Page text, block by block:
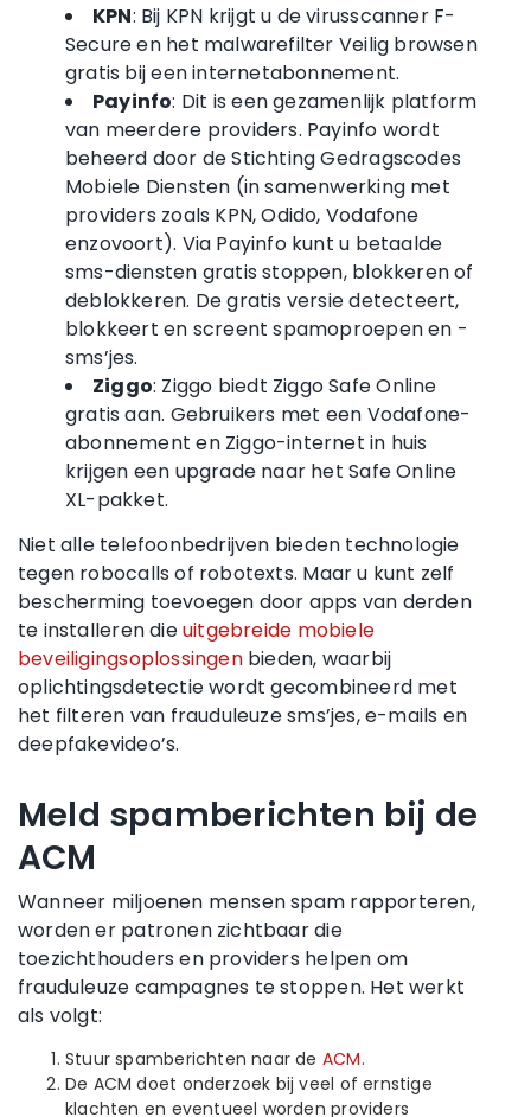
KPN: Bij KPN krijgt u de virusscanner F-
Secure en het malwarefilter Veilig browsen
gratis bij een internetabonnement.
Payinfo: Dit is een gezamenlijk platform
van meerdere providers. Payinfo wordt
beheerd door de Stichting Gedragscodes
Mobiele Diensten (in samenwerking met
providers zoals KPN, Odido, Vodafone
enzovoort). Via Payinfo kunt u betaalde
sms-diensten gratis stoppen, blokkeren of
deblokkeren. De gratis versie detecteert,
blokkeert en screent spamoproepen en -
sms’jes.
Ziggo: Ziggo biedt Ziggo Safe Online
gratis aan. Gebruikers met een Vodafone-
abonnement en Ziggo-internet in huis
krijgen een upgrade naar het Safe Online
XL-pakket.
Niet alle telefoonbedrijven bieden technologie
tegen robocalls of robotexts. Maar u kunt zelf
bescherming toevoegen door apps van derden
te installeren dieuitgebreide mobiele
beveiligingsoplossingenbieden, waarbij
oplichtingsdetectie wordt gecombineerd met
het filteren van frauduleuze sms’jes, e-mails en
deepfakevideo’s.
Meld spamberichten bij de
ACM
Wanneer miljoenen mensen spam rapporteren,
worden er patronen zichtbaar die
toezichthouders en providers helpen om
frauduleuze campagnes te stoppen. Het werkt
als volgt:
Stuur spamberichten naar de ACM.
De ACM doet onderzoek bij veel of ernstige
klachten en eventueel worden providers